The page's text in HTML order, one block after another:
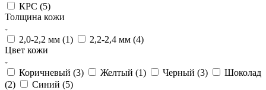
КРС (5)
Толщина кожи
2,0-2,2 мм (1) 2,2-2,4 мм (4)
Цвет кожи
Коричневый (3) Желтый (1) Черный (3)
Шоколад
(2) Синий (5)